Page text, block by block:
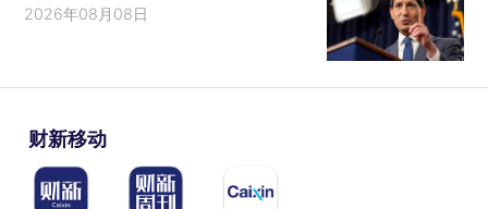
2026年08月08日
财新移动